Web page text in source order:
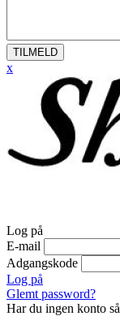
TILMELD
x
Log på
E-mail
Adgangskode
Log på
Glemt password?
Har du ingen konto så